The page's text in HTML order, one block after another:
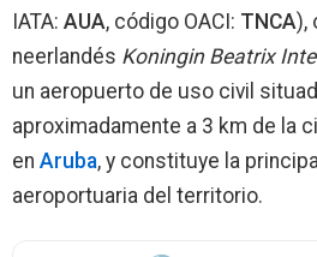
IATA: AUA, código OACI: TNCA),
neerlandés Koningin Beatrix
un aeropuerto de uso civil
aproximadamente a 3 km de la
en Aruba, y constituye la
aeroportuaria del territorio.